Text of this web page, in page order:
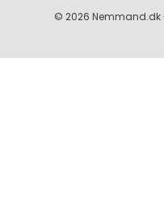
© 2026 Nemmand.dk